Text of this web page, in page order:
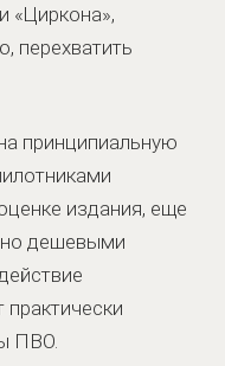
«Циркона»,
перехватить
принципиальную
издания, еще
дешевыми
ПВО.